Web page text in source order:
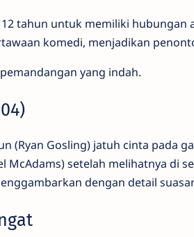
tahun untuk memiliki hubungan
komedi, menjadikan
yang indah.
(Ryan Gosling) jatuh cinta pada
McAdams) setelah melihatnya di
dengan detail